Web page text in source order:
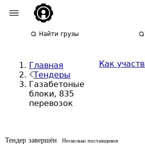
Найти грузы
Главная
Тендеры
Газабетоные
блоки, 835
перевозок
Как
Тендер завершён Несколько поставщиков